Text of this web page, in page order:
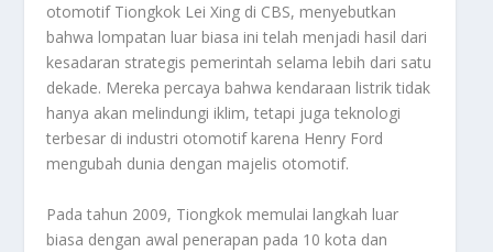
otomotif Tiongkok Lei Xing di CBS, menyebutkan
bahwa lompatan luar biasa ini telah menjadi hasil dari
kesadaran strategis pemerintah selama lebih dari satu
dekade. Mereka percaya bahwa kendaraan listrik tidak
hanya akan melindungi iklim, tetapi juga teknologi
terbesar di industri otomotif karena Henry Ford
mengubah dunia dengan majelis otomotif.
Pada tahun 2009, Tiongkok memulai langkah luar
biasa dengan awal penerapan pada 10 kota dan